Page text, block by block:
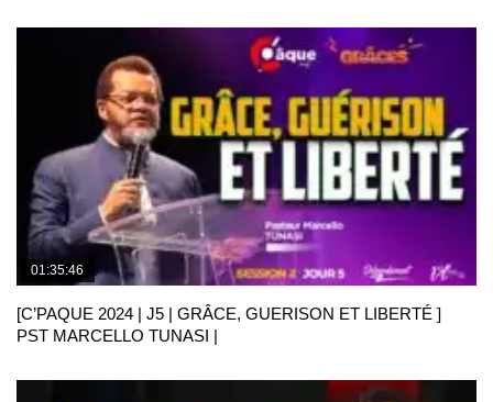
01:35:46
[C’PAQUE 2024 | J5 | GRÂCE, GUERISON ET LIBERTÉ ]
PST MARCELLO TUNASI |